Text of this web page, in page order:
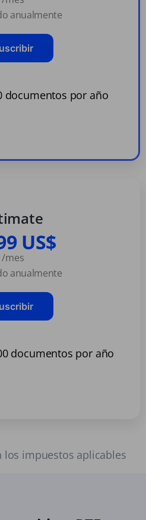
anualmente
documentos por año
US$
/mes
anualmente
documentos por año
los impuestos aplicables